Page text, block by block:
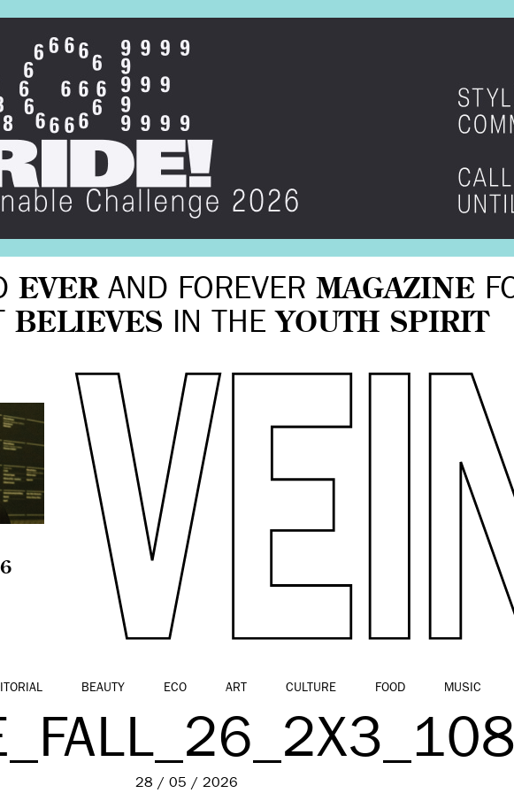
EVERAND FOREVER MAGAZINE
BELIEVES IN THE YOUTH SPIRIT
BEAUTY ECO ART CULTURE FOOD MUSIC
28 / 05 / 2026